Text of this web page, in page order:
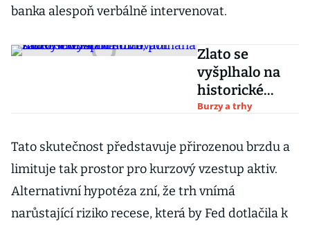
banka alespoň verbálně intervenovat.
Zlato se
vyšplhalo na
historické
maximum,
vyhlídka na
snižování
sazeb v USA
Burzy a trhy
Tato skutečnost představuje přirozenou brzdu a
limituje tak prostor pro kurzový vzestup aktiv.
Alternativní hypotéza zní, že trh vnímá
narůstající riziko recese, která by Fed dotlačila k